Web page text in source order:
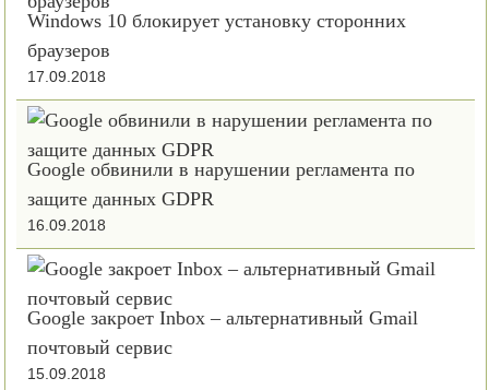
Windows 10 блокирует установку сторонних
браузеров
17.09.2018
Google обвинили в нарушении регламента по
защите данных GDPR
16.09.2018
Google закроет Inbox – альтернативный Gmail
почтовый сервис
15.09.2018